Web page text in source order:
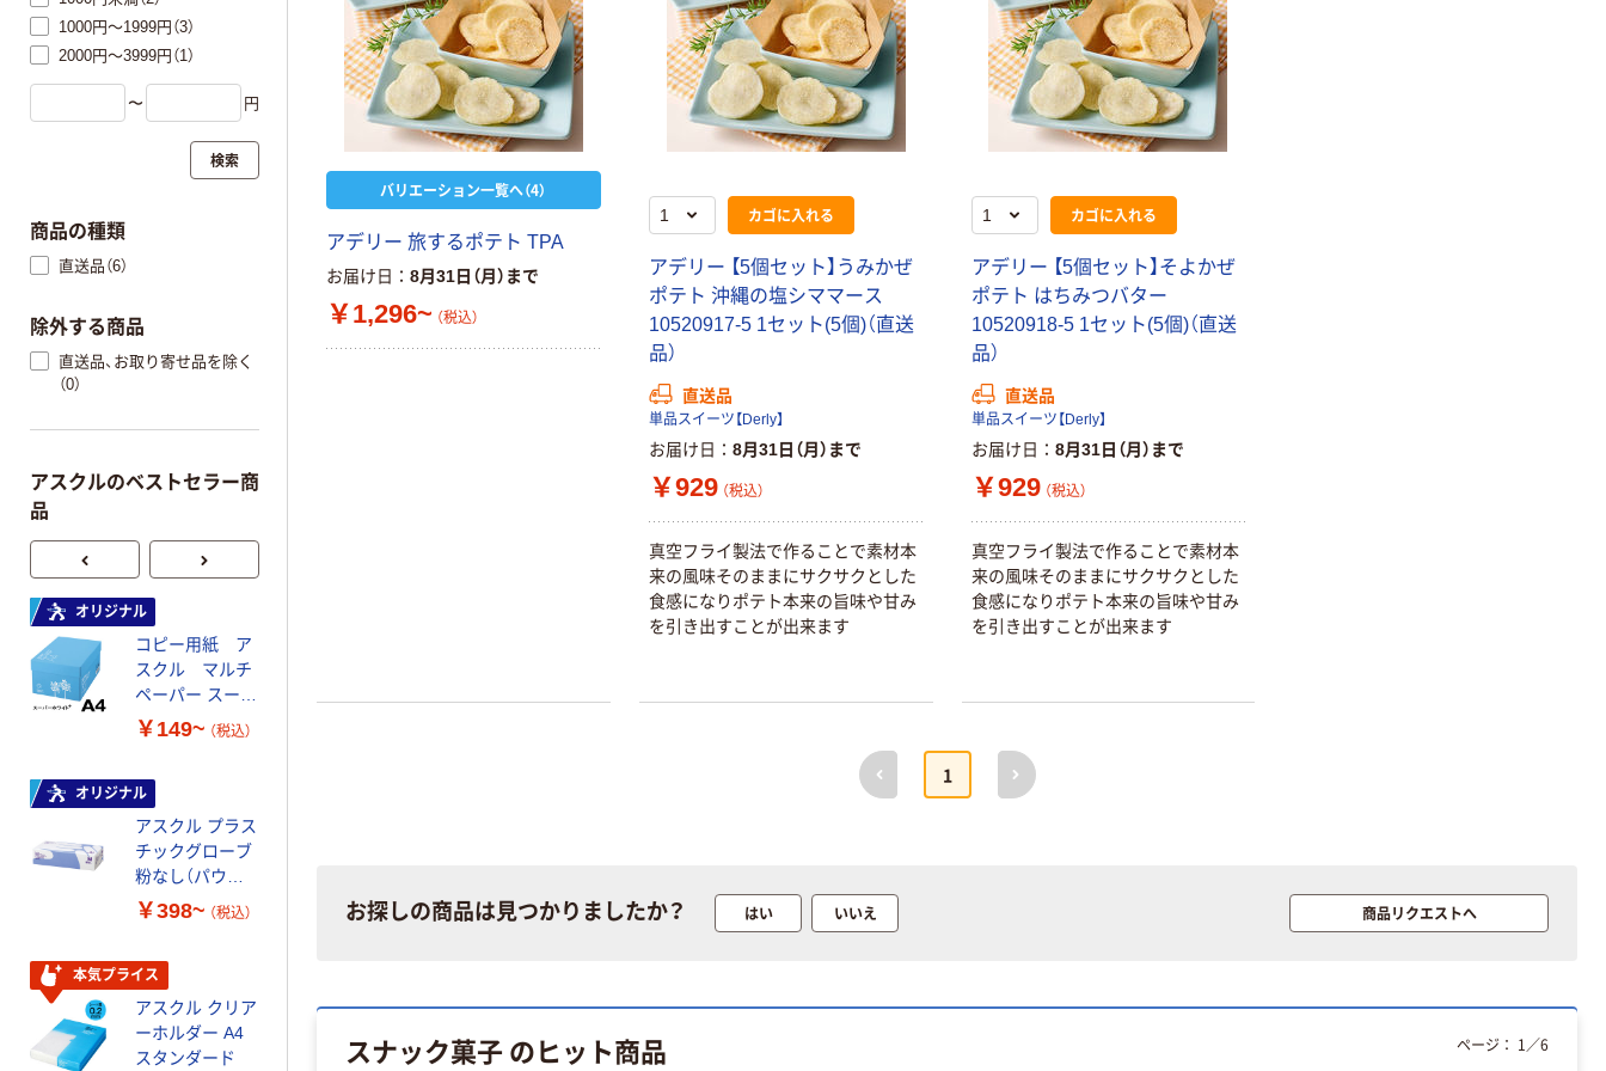
バリエーション一覧へ（4）
アデリー 旅するポテト TPA
お届け日 8月31日（月）まで
￥1,296~ （税込）
カゴに入れる
アデリー 【5個セット】うみかぜ
ポテト 沖縄の塩シママース
10520917-5 1セット(5個)（直送
品）
直送品
単品スイーツ【Derly】
お届け日 8月31日（月）まで
￥929 （税込）
真空フライ製法で作ることで素材本
来の風味そのままにサクサクとした
食感になりポテト本来の旨味や甘み
を引き出すことが出来ます
カゴに入れる
アデリー 【5個セット】そよかぜ
ポテト はちみつバター
10520918-5 1セット(5個)（直送
品）
直送品
単品スイーツ【Derly】
お届け日 8月31日（月）まで
￥929 （税込）
真空フライ製法で作ることで素材本
来の風味そのままにサクサクとした
食感になりポテト本来の旨味や甘み
を引き出すことが出来ます
前へ
1
次へ
お探しの商品は見つかりましたか？ はい いいえ 商品リクエストへ
スナック菓子 のヒット商品 ページ： 1 ／6
1000円～1999円（3）
2000円～3999円（1）
〜 円
検索
商品の種類
直送品（6）
除外する商品
直送品、お取り寄せ品を除く
（0）
アスクルのベストセラー商
品
オリジナル
コピー用紙 ア
スクル マルチ
ペーパー スーパ
ーホワイト+
￥149~ （税込）
オリジナル
アスクル プラス
チックグローブ
粉なし（パウダ
ーフリー）
￥398~ （税込）
本気プライス
アスクル クリア
ーホルダー A4
スタンダード
100% 6ロール
リサイクル100
￥460~ （税込）
アスクル 耳にや
いマスク
本気プライス
キャップシール
付き／2Lラベル
￥1,037~
G バルクタイプ
オリジナル
ウダーフリー）
本気プライス
ティッシュペー
本気プライス
ーフリー）
￥398~
アスクル クリア
スタンダード